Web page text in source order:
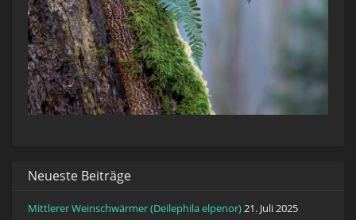
Neueste Beiträge
Mittlerer Weinschwärmer (Deilephila elpenor)21. Juli 2025